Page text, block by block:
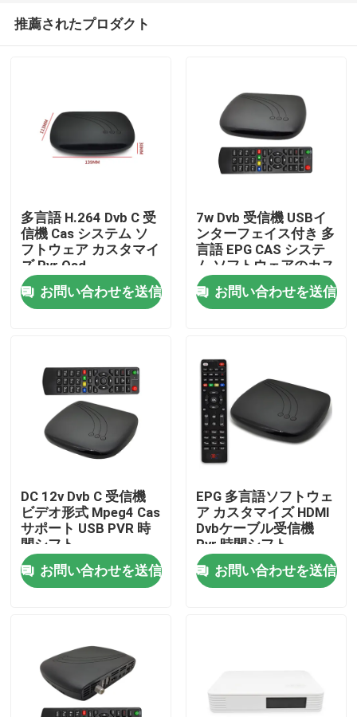
ホーム
製品
企業情報
会社案内
品質管理
お問い合わせ
テレビの上箱
DVBCはセット トップ ボックスを
推薦されたプロダクト
多言語 H.264 Dvb C 受
信機 Cas システム ソ
フトウェア カスタマイ
ズ Pvr Osd
お問い合わせを送信
7w Dvb 受信機 USBイ
ンターフェイス付き 多
言語 EPG CAS システ
ム ソフトウェアのカス
タマイズ
お問い合わせを送信
DC 12v Dvb C 受信機
ビデオ形式 Mpeg4 Cas
サポート USB PVR 時
間シフト
お問い合わせを送信
EPG 多言語ソフトウェ
ア カスタマイズ HDMI
Dvbケーブル受信機
Pvr 時間シフト
お問い合わせを送信